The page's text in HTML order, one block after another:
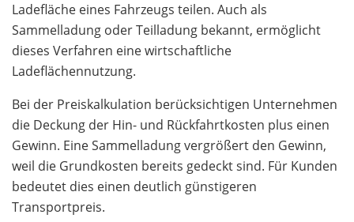
Ladefläche eines Fahrzeugs teilen. Auch als
Sammelladung oder Teilladung bekannt, ermöglicht
dieses Verfahren eine wirtschaftliche
Ladeflächennutzung.
Bei der Preiskalkulation berücksichtigen Unternehmen
die Deckung der Hin- und Rückfahrtkosten plus einen
Gewinn. Eine Sammelladung vergrößert den Gewinn,
weil die Grundkosten bereits gedeckt sind. Für Kunden
bedeutet dies einen deutlich günstigeren
Transportpreis.